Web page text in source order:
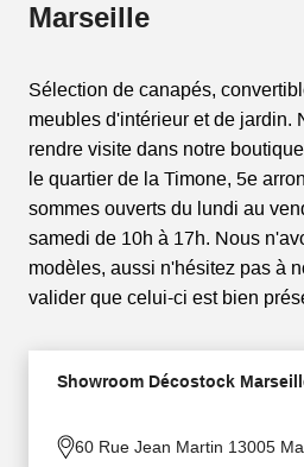
Marseille
Sélection de canapés,
meubles d'intérieur et de jardin.
rendre visite dans notre
le quartier de la Timone, 5e
sommes ouverts du lundi au
samedi de 10h à 17h. Nous
modèles, aussi n'hésitez pas à
valider que celui-ci est bien
Showroom Décostock
60 Rue Jean Martin 13005